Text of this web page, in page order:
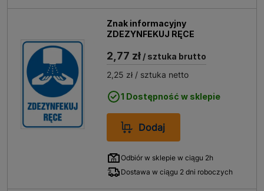
Znak informacyjny
ZDEZYNFEKUJ RĘCE
2,77 zł / sztuka brutto
2,25 zł / sztuka netto
1 Dostępność w sklepie
Dodaj
Odbiór w sklepie w ciągu 2h
Dostawa w ciągu 2 dni roboczych